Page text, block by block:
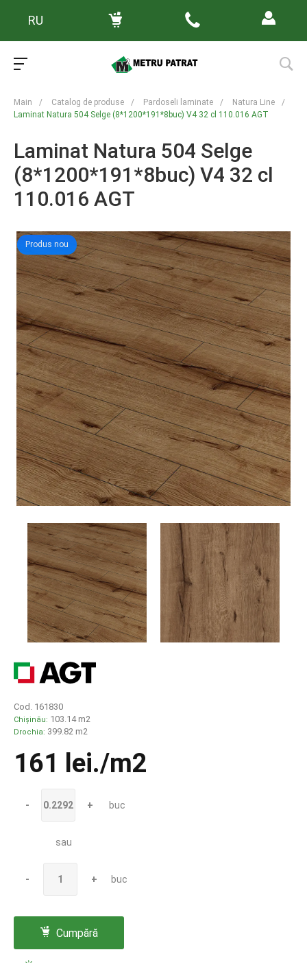
RU
Main / Catalog de produse / Pardoseli laminate / Natura Line
/
Laminat Natura 504 Selge (8*1200*191*8buc) V4 32 cl 110.016 AGT
Laminat Natura 504 Selge
(8*1200*191*8buc) V4 32 cl
110.016 AGT
Produs nou
Cod. 161830
Chișinău: 103.14 m2
Drochia: 399.82 m2
161 lei./m2
- + buc
sau
- + buc
Cumpără